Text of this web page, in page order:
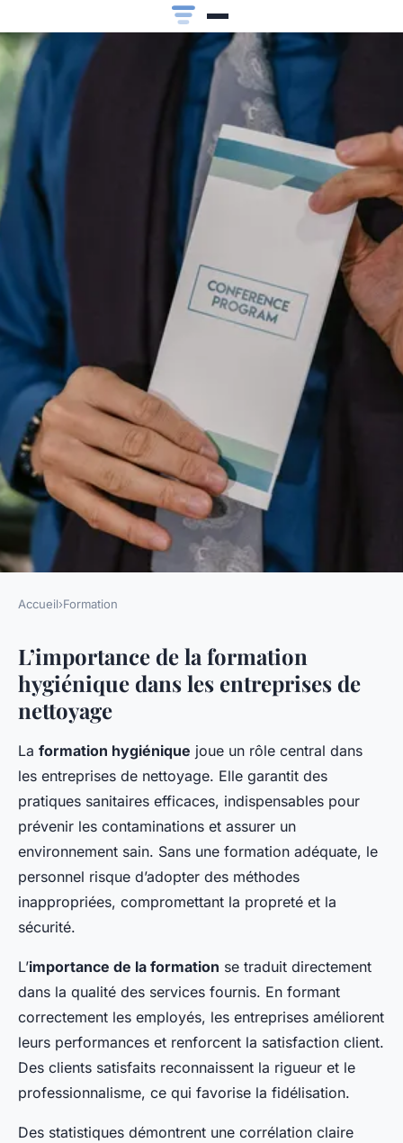
L'Importance Cruciale de la
Formation Hygiénique pour
les Entreprises de Nettoyage
Adrien •24 avril 2025•6 min de lecture
Accueil›Formation
L’importance de la formation
hygiénique dans les entreprises de
nettoyage
La formation hygiénique joue un rôle central dans
les entreprises de nettoyage. Elle garantit des
pratiques sanitaires efficaces, indispensables pour
prévenir les contaminations et assurer un
environnement sain. Sans une formation adéquate, le
personnel risque d’adopter des méthodes
inappropriées, compromettant la propreté et la
sécurité.
L’importance de la formation se traduit directement
dans la qualité des services fournis. En formant
correctement les employés, les entreprises améliorent
leurs performances et renforcent la satisfaction client.
Des clients satisfaits reconnaissent la rigueur et le
professionnalisme, ce qui favorise la fidélisation.
Des statistiques démontrent une corrélation claire